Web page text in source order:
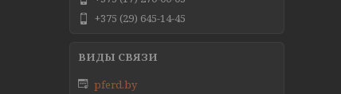
+375 (29) 645-14-45
pferd.by